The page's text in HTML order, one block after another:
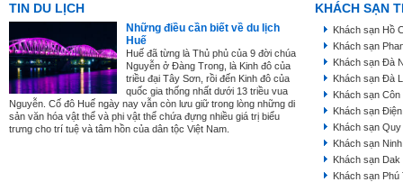
TIN DU LỊCH
Những điều cần biết về du lịch
Huế
Huế đã từng là Thủ phủ của 9 đời chúa
Nguyễn ở Đàng Trong, là Kinh đô của
triều đại Tây Sơn, rồi đến Kinh đô của
quốc gia thống nhất dưới 13 triều vua
Nguyễn. Cố đô Huế ngày nay vẫn còn lưu giữ trong lòng những di
sản văn hóa vật thể và phi vật thể chứa đựng nhiều giá trị biểu
trưng cho trí tuệ và tâm hồn của dân tộc Việt Nam.
KHÁCH SẠN
Khách sạn Hồ
Khách sạn
Khách sạn Đà
Khách sạn Đà
Khách sạn
Khách sạn
Khách sạn
Khách sạn
Khách sạn Dak
Khách sạn Phú